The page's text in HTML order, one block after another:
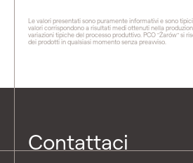
Le valori presentati sono puramente informativi e sono
valori corrispondono a risultati medi ottenuti nella
variazioni tipiche del processo produttivo. PCO "Żarów" si
dei prodotti in qualsiasi momento senza preavviso.
Contattaci